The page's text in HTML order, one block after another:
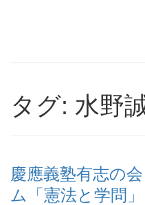
タグ: 水野
慶應義塾有志の
ム「憲法と学問」